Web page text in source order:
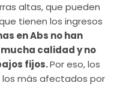
altas, que pueden
tienen los ingresos
en Abs no han
calidad y no
fijos.Por eso, los
más afectados por